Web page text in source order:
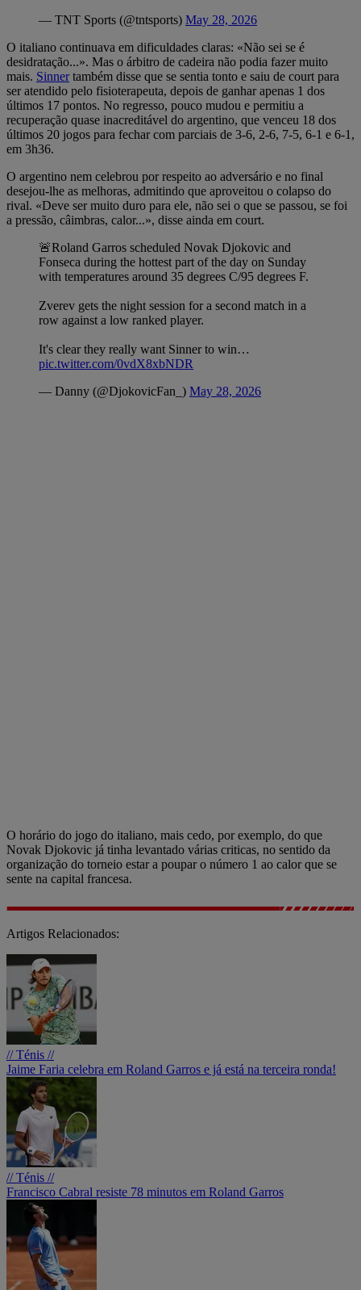
— TNT Sports (@tntsports) May 28, 2026
O italiano continuava em dificuldades claras: «Não sei se é
desidratação...». Mas o árbitro de cadeira não podia fazer muito
mais. Sinnertambém disse que se sentia tonto e saiu de court para
ser atendido pelo fisioterapeuta, depois de ganhar apenas 1 dos
últimos 17 pontos. No regresso, pouco mudou e permitiu a
recuperação quase inacreditável do argentino, que venceu 18 dos
últimos 20 jogos para fechar com parciais de 3-6, 2-6, 7-5, 6-1 e 6-1,
em 3h36.
O argentino nem celebrou por respeito ao adversário e no final
desejou-lhe as melhoras, admitindo que aproveitou o colapso do
rival. «Deve ser muito duro para ele, não sei o que se passou, se foi
a pressão, câimbras, calor...», disse ainda em court.
🚨Roland Garros scheduled Novak Djokovic and
Fonseca during the hottest part of the day on Sunday
with temperatures around 35 degrees C/95 degrees F.
Zverev gets the night session for a second match in a
row against a low ranked player.
It's clear they really want Sinner to win…
pic.twitter.com/0vdX8xbNDR
— Danny (@DjokovicFan_) May 28, 2026
O horário do jogo do italiano, mais cedo, por exemplo, do que
Novak Djokovic já tinha levantado várias criticas, no sentido da
organização do torneio estar a poupar o número 1 ao calor que se
sente na capital francesa.
Artigos Relacionados:
// Ténis //
Jaime Faria celebra em Roland Garros e já está na terceira ronda!
// Ténis //
Francisco Cabral resiste 78 minutos em Roland Garros